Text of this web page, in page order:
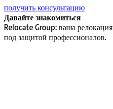
получить консультацию
Давайте знакомиться
Relocate Group: ваша релокация
под защитой профессионалов.